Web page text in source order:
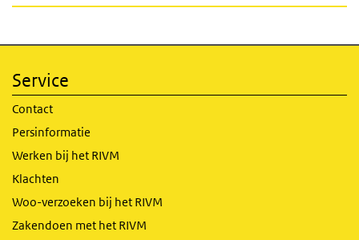
Service
Contact
Persinformatie
Werken bij het RIVM
Klachten
Woo-verzoeken bij het RIVM
Zakendoen met het RIVM